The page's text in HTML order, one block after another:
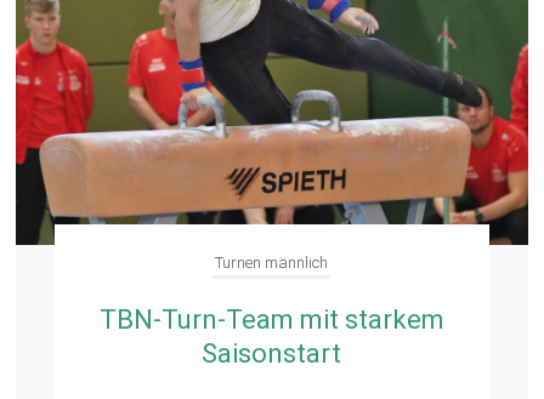
Turnen männlich
TBN-Turn-Team mit starkem
Saisonstart